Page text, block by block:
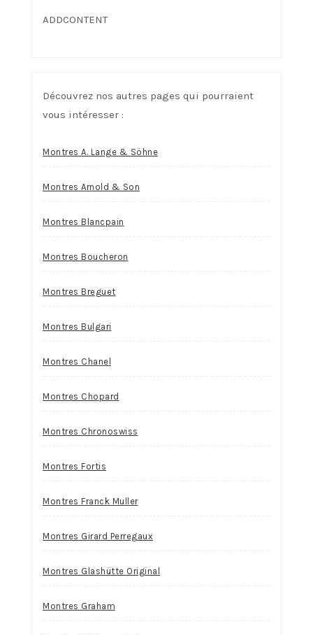
ADDCONTENT
Découvrez nos autres pages qui pourraient
vous intéresser :
Montres A. Lange & Söhne
Montres Arnold & Son
Montres Blancpain
Montres Boucheron
Montres Breguet
Montres Bulgari
Montres Chanel
Montres Chopard
Montres Chronoswiss
Montres Fortis
Montres Franck Muller
Montres Girard Perregaux
Montres Glashütte Original
Montres Graham